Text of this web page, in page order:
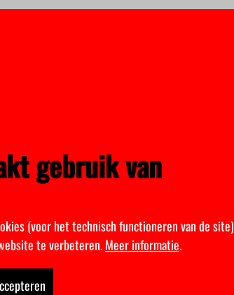
gebruik van
(voor het technisch functioneren van de site)
te verbeteren.Meer informatie.